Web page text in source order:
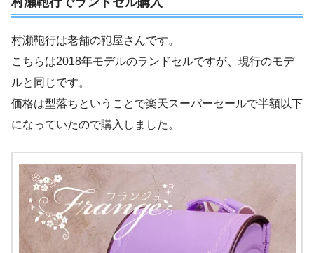
村瀬鞄行は老舗の鞄屋さんです。
こちらは2018年モデルのランドセルですが、現行のモデ
ルと同じです。
価格は型落ちということで楽天スーパーセールで半額以下
になっていたので購入しました。